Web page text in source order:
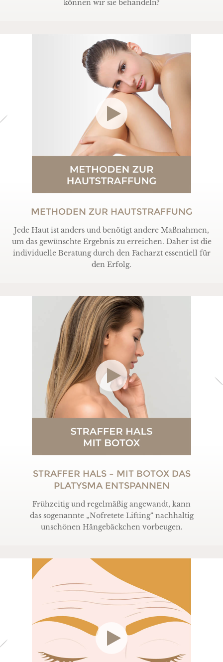
können wir sie behandeln?
METHODEN ZUR HAUTSTRAFFUNG
Jede Haut ist anders und benötigt andere Maßnahmen,
um das gewünschte Ergebnis zu erreichen. Daher ist die
individuelle Beratung durch den Facharzt essentiell für
den Erfolg.
STRAFFER HALS – MIT BOTOX DAS
PLATYSMA ENTSPANNEN
Frühzeitig und regelmäßig angewandt, kann
das sogenannte „Nofretete Lifting“ nachhaltig
unschönen Hängebäckchen vorbeugen.